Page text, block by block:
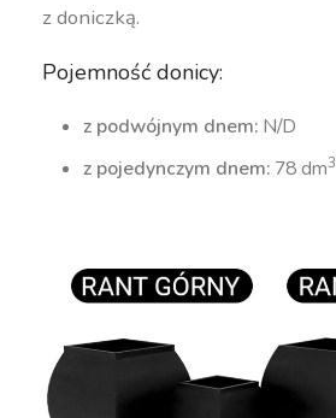
z doniczką.
Pojemność donicy:
z podwójnym dnem: N/D
z pojedynczym dnem: 78 dm3